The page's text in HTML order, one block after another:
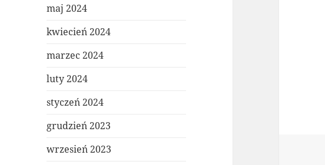
maj 2024
kwiecień 2024
marzec 2024
luty 2024
styczeń 2024
grudzień 2023
wrzesień 2023